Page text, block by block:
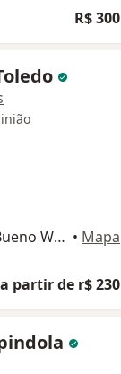
R$ 300
Rua Professor Paulo Augusto Bueno Wolf 01, Santos • Mapa
a partir de r$ 230